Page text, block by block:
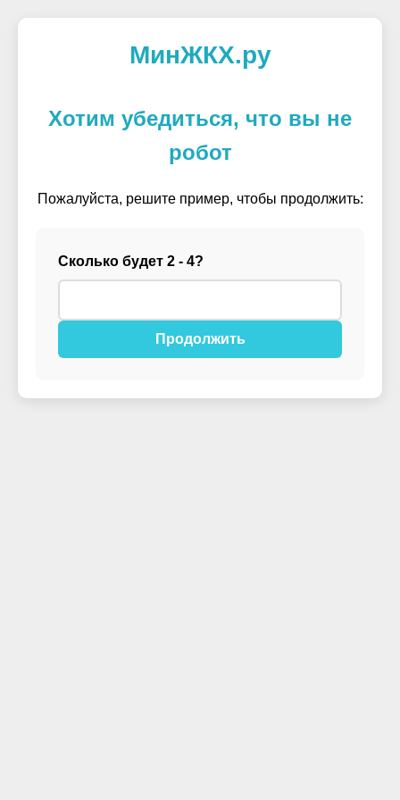
МинЖКХ.ру
Хотим убедиться, что вы не
робот
Пожалуйста, решите пример, чтобы продолжить:
Сколько будет 2 - 4?
Продолжить